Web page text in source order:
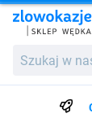
w
wędkarskim...